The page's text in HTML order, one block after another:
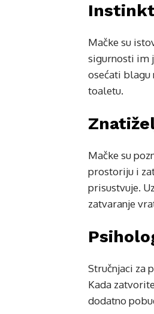
Mačke su
sigurnosti im
osećati blagu
toaletu.
Mačke su
prostoriju i
prisustvuje.
zatvaranje
Stručnjaci za
Kada
dodatno